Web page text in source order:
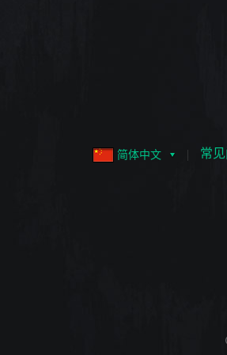
简体中文 常